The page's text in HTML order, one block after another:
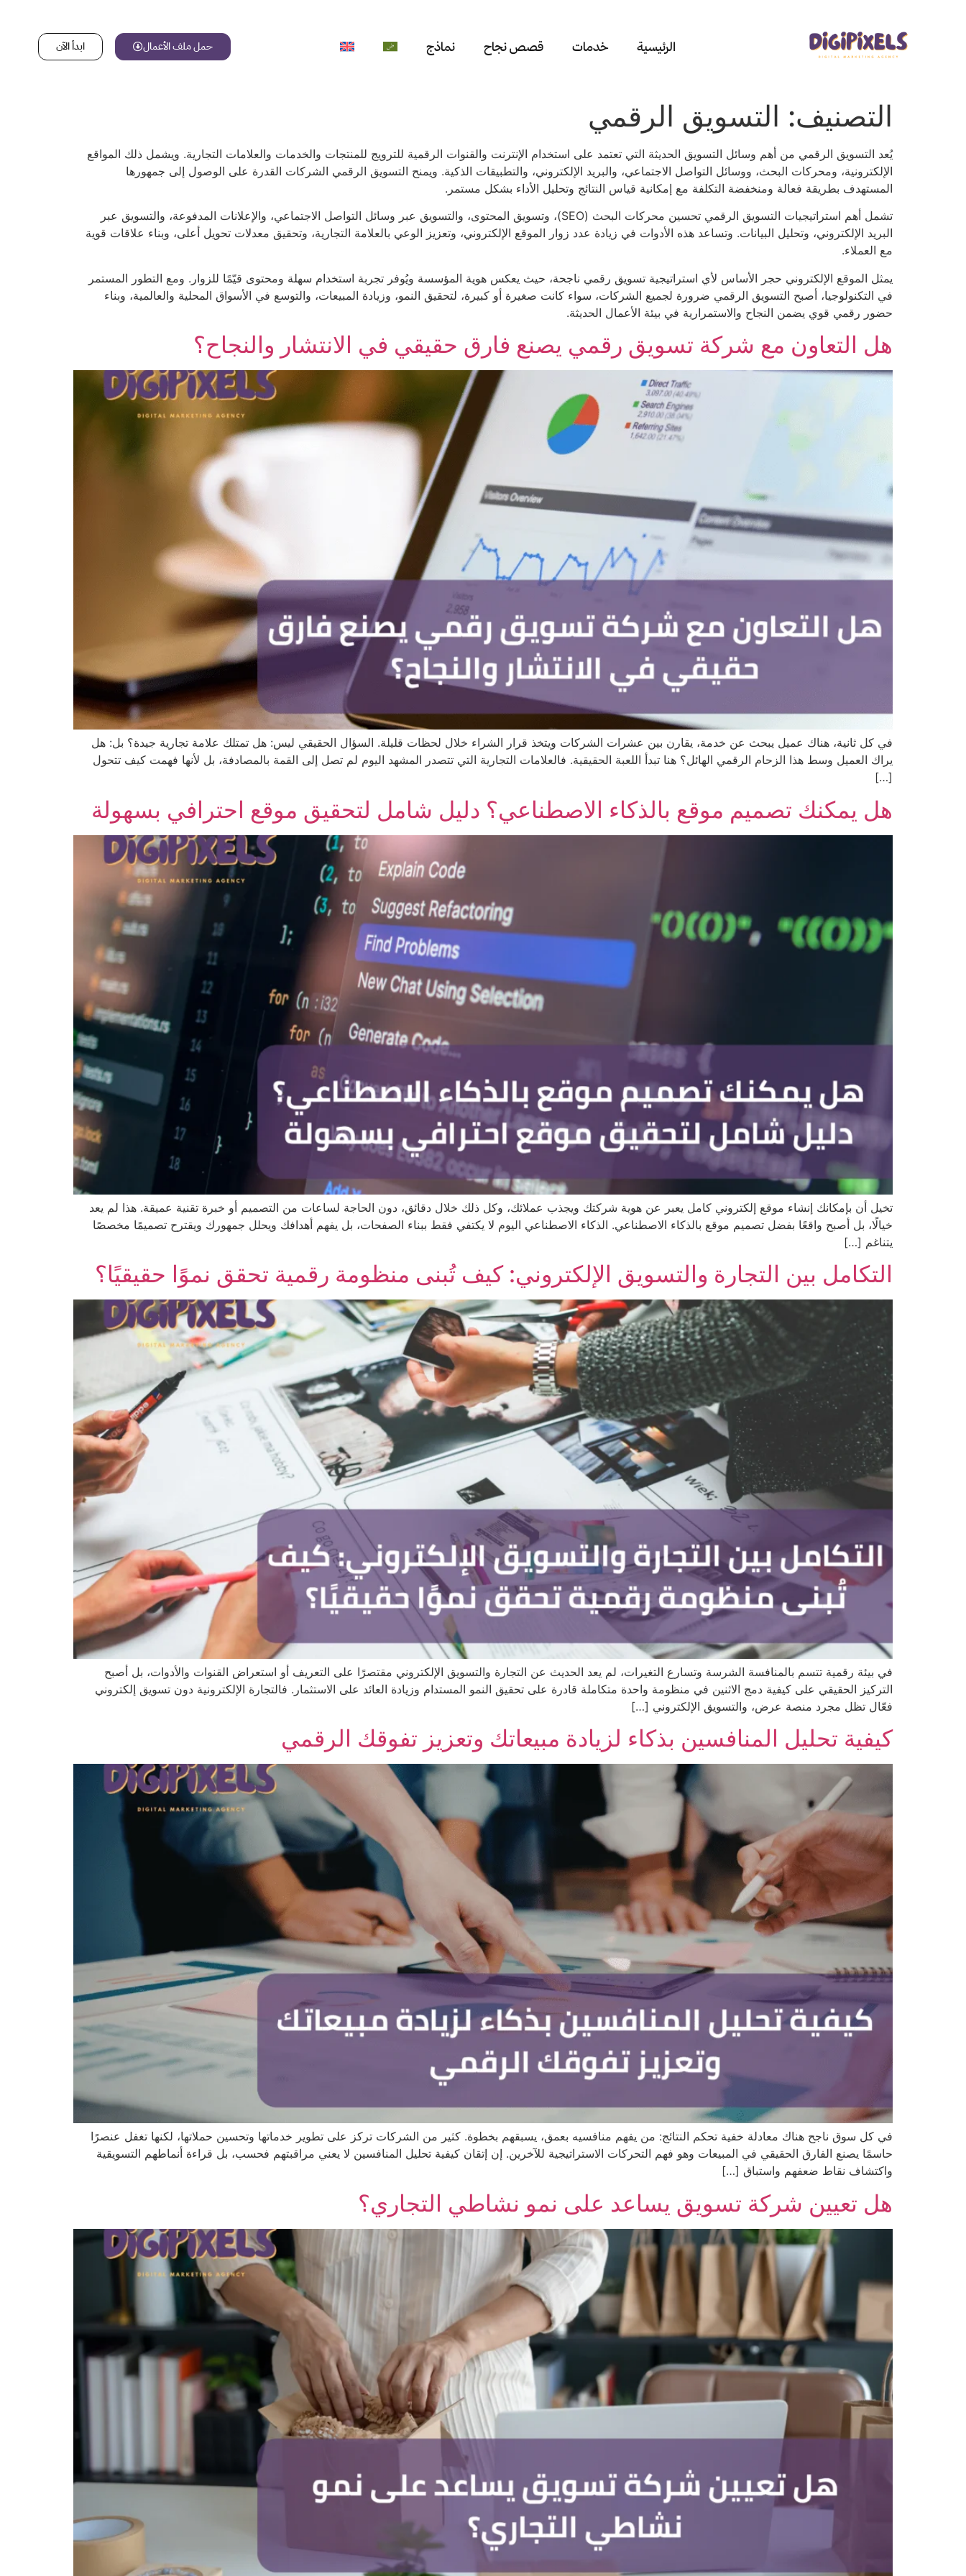
الرئيسية خدمات قصص نجاح نماذج حمل ملف الأعمال ابدأ الآن
التصنيف: التسويق الرقمي
يُعد التسويق الرقمي من أهم وسائل التسويق الحديثة التي تعتمد على استخدام الإنترنت والقنوات الرقمية للترويج للمنتجات والخدمات والعلامات التجارية. ويشمل ذلك المواقع
الإلكترونية، ومحركات البحث، ووسائل التواصل الاجتماعي، والبريد الإلكتروني، والتطبيقات الذكية. ويمنح التسويق الرقمي الشركات القدرة على الوصول إلى جمهورها
المستهدف بطريقة فعالة ومنخفضة التكلفة مع إمكانية قياس النتائج وتحليل الأداء بشكل مستمر.
تشمل أهم استراتيجيات التسويق الرقمي تحسين محركات البحث (SEO)، وتسويق المحتوى، والتسويق عبر وسائل التواصل الاجتماعي، والإعلانات المدفوعة، والتسويق عبر
البريد الإلكتروني، وتحليل البيانات. وتساعد هذه الأدوات في زيادة عدد زوار الموقع الإلكتروني، وتعزيز الوعي بالعلامة التجارية، وتحقيق معدلات تحويل أعلى، وبناء علاقات قوية
مع العملاء.
يمثل الموقع الإلكتروني حجر الأساس لأي استراتيجية تسويق رقمي ناجحة، حيث يعكس هوية المؤسسة ويُوفر تجربة استخدام سهلة ومحتوى قيّمًا للزوار. ومع التطور المستمر
في التكنولوجيا، أصبح التسويق الرقمي ضرورة لجميع الشركات، سواء كانت صغيرة أو كبيرة، لتحقيق النمو، وزيادة المبيعات، والتوسع في الأسواق المحلية والعالمية، وبناء
حضور رقمي قوي يضمن النجاح والاستمرارية في بيئة الأعمال الحديثة.
هل التعاون مع شركة تسويق رقمي يصنع فارق حقيقي في الانتشار والنجاح؟
في كل ثانية، هناك عميل يبحث عن خدمة، يقارن بين عشرات الشركات ويتخذ قرار الشراء خلال لحظات قليلة. السؤال الحقيقي ليس: هل تمتلك علامة تجارية جيدة؟ بل: هل
يراك العميل وسط هذا الزحام الرقمي الهائل؟ هنا تبدأ اللعبة الحقيقية. فالعلامات التجارية التي تتصدر المشهد اليوم لم تصل إلى القمة بالمصادفة، بل لأنها فهمت كيف تتحول
[…]
هل يمكنك تصميم موقع بالذكاء الاصطناعي؟ دليل شامل لتحقيق موقع احترافي بسهولة
تخيل أن بإمكانك إنشاء موقع إلكتروني كامل يعبر عن هوية شركتك ويجذب عملائك، وكل ذلك خلال دقائق، دون الحاجة لساعات من التصميم أو خبرة تقنية عميقة. هذا لم يعد
خيالًا، بل أصبح واقعًا بفضل تصميم موقع بالذكاء الاصطناعي. الذكاء الاصطناعي اليوم لا يكتفي فقط ببناء الصفحات، بل يفهم أهدافك ويحلل جمهورك ويقترح تصميمًا مخصصًا
يتناغم […]
التكامل بين التجارة والتسويق الإلكتروني: كيف تُبنى منظومة رقمية تحقق نموًا حقيقيًا؟
في بيئة رقمية تتسم بالمنافسة الشرسة وتسارع التغيرات، لم يعد الحديث عن التجارة والتسويق الإلكتروني مقتصرًا على التعريف أو استعراض القنوات والأدوات، بل أصبح
التركيز الحقيقي على كيفية دمج الاثنين في منظومة واحدة متكاملة قادرة على تحقيق النمو المستدام وزيادة العائد على الاستثمار. فالتجارة الإلكترونية دون تسويق إلكتروني
فعّال تظل مجرد منصة عرض، والتسويق الإلكتروني […]
كيفية تحليل المنافسين بذكاء لزيادة مبيعاتك وتعزيز تفوقك الرقمي
في كل سوق ناجح هناك معادلة خفية تحكم النتائج: من يفهم منافسيه بعمق، يسبقهم بخطوة. كثير من الشركات تركز على تطوير خدماتها وتحسين حملاتها، لكنها تغفل عنصرًا
حاسمًا يصنع الفارق الحقيقي في المبيعات وهو فهم التحركات الاستراتيجية للآخرين. إن إتقان كيفية تحليل المنافسين لا يعني مراقبتهم فحسب، بل قراءة أنماطهم التسويقية
واكتشاف نقاط ضعفهم واستباق […]
هل تعيين شركة تسويق يساعد على نمو نشاطي التجاري؟